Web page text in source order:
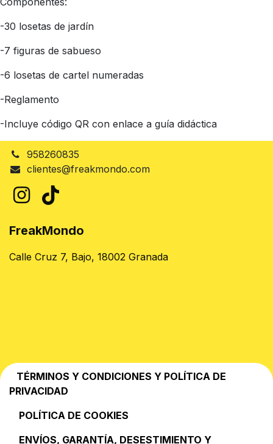
-30 losetas de jardín
-7 figuras de sabueso
-6 losetas de cartel numeradas
-Reglamento
-Incluye código QR con enlace a guía didáctica
958260835
clientes@freakmondo.com
FreakMondo
Calle Cruz 7, Bajo, 18002 Granada
TÉRMINOS Y CONDICIONES Y POLÍTICA DE
PRIVACIDAD
POLÍTICA DE COOKIES
EN​VÍOS, GARANTÍA, DESESTIMIENTO Y